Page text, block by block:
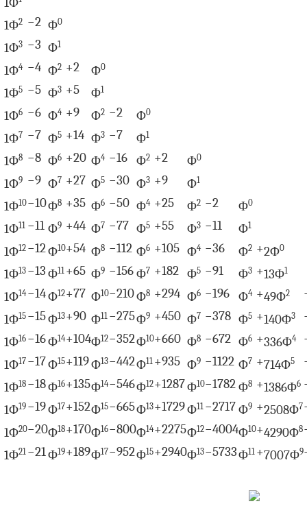
1Φ2 −2 Φ0
1Φ3 −3 Φ1
1Φ4 −4 Φ2 +2 Φ0
1Φ5 −5 Φ3 +5 Φ1
1Φ6 −6 Φ4 +9 Φ2 −2 Φ0
1Φ7 −7 Φ5 +14 Φ3 −7 Φ1
1Φ8 −8 Φ6 +20 Φ4 −16 Φ2 +2 Φ0
1Φ9 −9 Φ7 +27 Φ5 −30 Φ3 +9 Φ1
1Φ10−10Φ8 +35 Φ6 −50 Φ4 +25 Φ2 −2 Φ0
1Φ11 −11 Φ9 +44 Φ7 −77 Φ5 +55 Φ3 −11 Φ1
1Φ12 −12Φ10+54 Φ8 −112 Φ6 +105 Φ4 −36 Φ2 +2Φ0
1Φ13 −13Φ11 +65 Φ9 −156Φ7 +182 Φ5 −91 Φ3 +13Φ1
1Φ14 −14Φ12+77 Φ10−210Φ8 +294 Φ6 −196 Φ4 +49Φ2
1Φ15 −15Φ13+90 Φ11 −275Φ9 +450 Φ7 −378 Φ5 +140Φ3
1Φ16 −16Φ14+104Φ12−352Φ10+660 Φ8 −672 Φ6 +336Φ4
1Φ17 −17Φ15+119Φ13−442Φ11 +935 Φ9 −1122 Φ7 +714Φ5
1Φ18 −18Φ16+135Φ14−546Φ12+1287Φ10−1782Φ8 +1386Φ6
1Φ19 −19Φ17+152Φ15−665Φ13+1729Φ11 −2717Φ9 +2508Φ7
1Φ20−20Φ18+170Φ16−800Φ14+2275Φ12−4004Φ10+4290Φ8
1Φ21 −21Φ19+189Φ17−952Φ15+2940Φ13−5733Φ11 +7007Φ9